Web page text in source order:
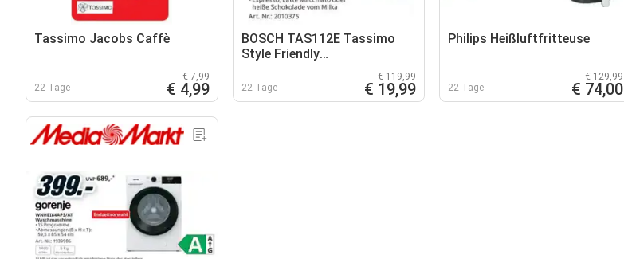
Tassimo Jacobs Caffè
22 Tage
€ 7,99
€ 4,99
BOSCH TAS112E Tassimo
Style Friendly
22 Tage
€ 119,99
€ 19,99
Philips Heißluftfritteuse
22 Tage
€ 129,99
€ 74,00